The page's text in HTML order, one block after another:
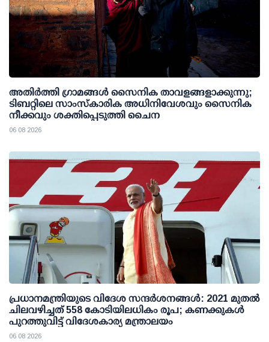
അതിര്‍ത്തി ഗ്രാമങ്ങള്‍ സൈനിക താവളങ്ങളാക്കുന്നു;
ടിബറ്റിലെ സാംസ്‌കാരിക അധിനിവേശവും സൈനിക
നീക്കവും ശക്തിപ്പെടുത്തി ചൈന
06 08 2026
പ്രധാനമന്ത്രിയുടെ വിദേശ സന്ദർശനങ്ങൾ: 2021 മുതൽ
ചിലവഴിച്ചത് 558 കോടിയിലധികം രൂപ; കണക്കുകൾ
പുറത്തുവിട്ട് വിദേശകാര്യ മന്ത്രാലയം
06 08 2026